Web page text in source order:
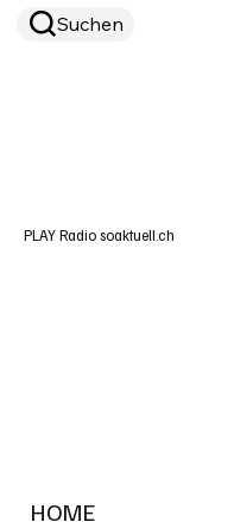
HOME
Suchen
PLAY Radio soaktuell.ch